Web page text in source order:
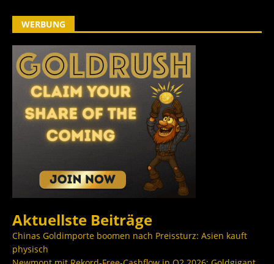
WERBUNG
Aktuellste Beiträge
Chinas Goldimporte boomen nach Preissturz: Asien kauft
physisch